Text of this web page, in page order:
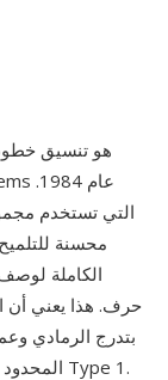
حرف. هذا يعني أن
بتدرج الرمادي